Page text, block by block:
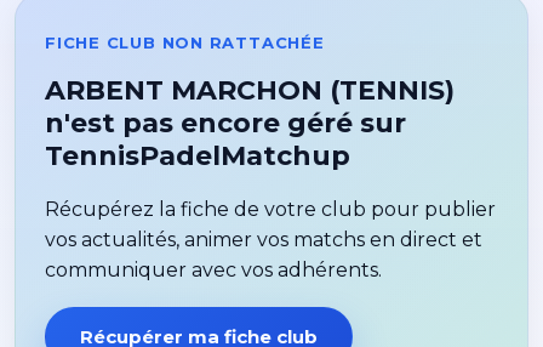
FICHE CLUB NON RATTACHÉE
ARBENT MARCHON (TENNIS)
n'est pas encore géré sur
TennisPadelMatchup
Récupérez la fiche de votre club pour publier
vos actualités, animer vos matchs en direct et
communiquer avec vos adhérents.
Récupérer ma fiche club